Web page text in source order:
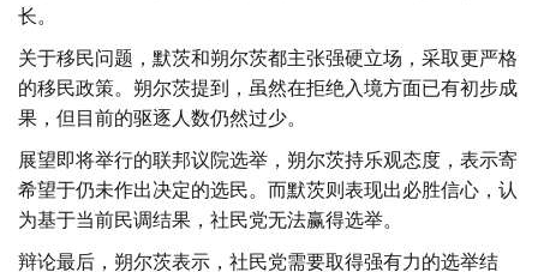
长。
关于移民问题，默茨和朔尔茨都主张强硬立场，采取更严格
的移民政策。朔尔茨提到，虽然在拒绝入境方面已有初步成
果，但目前的驱逐人数仍然过少。
展望即将举行的联邦议院选举，朔尔茨持乐观态度，表示寄
希望于仍未作出决定的选民。而默茨则表现出必胜信心，认
为基于当前民调结果，社民党无法赢得选举。
辩论最后，朔尔茨表示，社民党需要取得强有力的选举结